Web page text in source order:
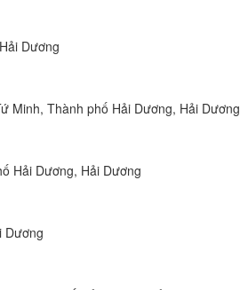
Dương
Minh, Thành phố Hải Dương, Hải Dương
Hải Dương, Hải Dương
Dương